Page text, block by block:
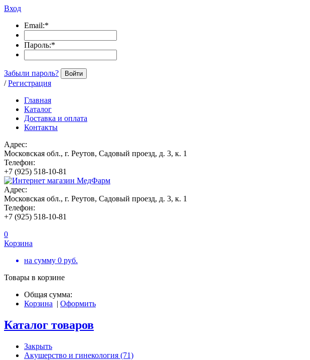
Вход
Email:*
Пароль:*
Забыли пароль? Войти
/ Регистрация
Главная
Каталог
Доставка и оплата
Контакты
Адрес:
Московская обл., г. Реутов, Садовый проезд, д. 3, к. 1
Телефон:
+7 (925) 518-10-81
Адрес:
Московская обл., г. Реутов, Садовый проезд, д. 3, к. 1
Телефон:
+7 (925) 518-10-81
0
Корзина
на сумму 0 руб.
Товары в корзине
Общая сумма:
Корзина | Оформить
Каталог товаров
Закрыть
Акушерство и гинекология (71)